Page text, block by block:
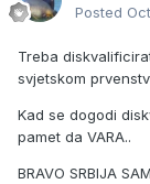
Posted
Treba
svjetskom
Kad se dogodi
pamet da VARA..
BRAVO SRBIJA